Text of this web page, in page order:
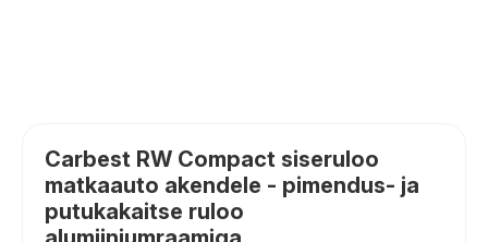
Carbest RW Compact siseruloo
matkaauto akendele - pimendus- ja
putukakaitse ruloo